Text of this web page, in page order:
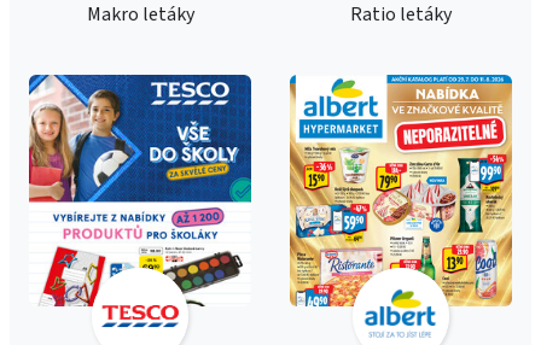
Makro letáky Ratio letáky